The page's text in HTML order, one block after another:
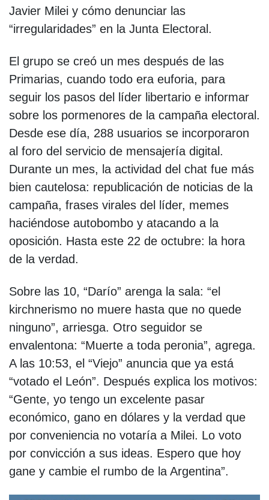
Javier Milei y cómo denunciar las
“irregularidades” en la Junta Electoral.
El grupo se creó un mes después de las
Primarias, cuando todo era euforia, para
seguir los pasos del líder libertario e informar
sobre los pormenores de la campaña electoral.
Desde ese día, 288 usuarios se incorporaron
al foro del servicio de mensajería digital.
Durante un mes, la actividad del chat fue más
bien cautelosa: republicación de noticias de la
campaña, frases virales del líder, memes
haciéndose autobombo y atacando a la
oposición. Hasta este 22 de octubre: la hora
de la verdad.
Sobre las 10, “Darío” arenga la sala: “el
kirchnerismo no muere hasta que no quede
ninguno”, arriesga. Otro seguidor se
envalentona: “Muerte a toda peronia”, agrega.
A las 10:53, el “Viejo” anuncia que ya está
“votado el León”. Después explica los motivos:
“Gente, yo tengo un excelente pasar
económico, gano en dólares y la verdad que
por conveniencia no votaría a Milei. Lo voto
por convicción a sus ideas. Espero que hoy
gane y cambie el rumbo de la Argentina”.